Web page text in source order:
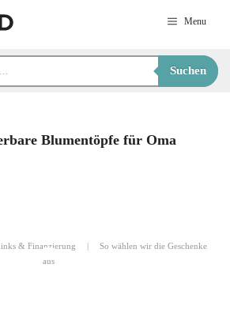
Menu
Suchen
Blumentöpfe für Oma
& Finanzierung |
So wählen wir die Geschenke
aus